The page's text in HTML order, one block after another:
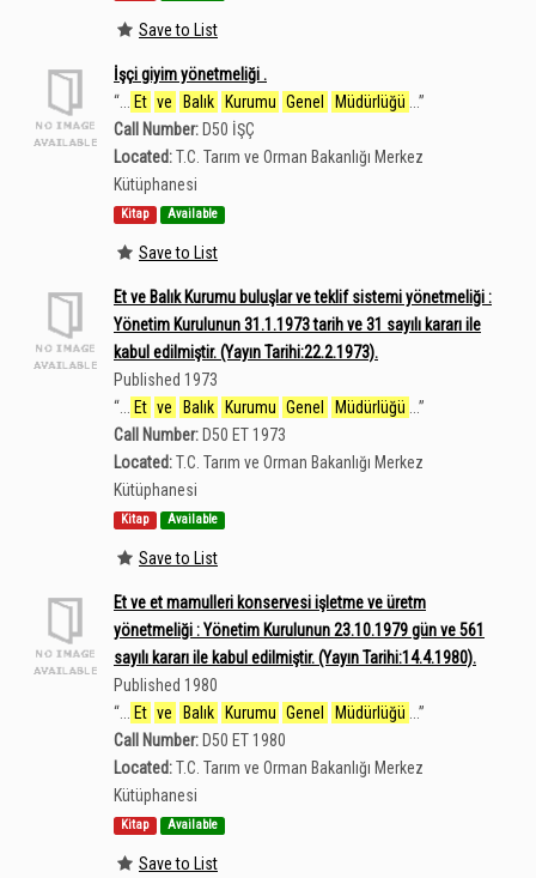
Save to List
İşçi giyim yönetmeliği .
“
Et ve Balık Kurumu Genel Müdürlüğü
”
Call Number: D50 İŞÇ
Located:T.C. Tarım ve Orman Bakanlığı Merkez
Kütüphanesi
Kitap Available
Save to List
Et ve Balık Kurumu buluşlar ve teklif sistemi yönetmeliği :
Yönetim Kurulunun 31.1.1973 tarih ve 31 sayılı kararı ile
kabul edilmiştir. (Yayın Tarihi:22.2.1973).
Published 1973
“
Et ve Balık Kurumu Genel Müdürlüğü
”
Call Number: D50 ET 1973
Located:T.C. Tarım ve Orman Bakanlığı Merkez
Kütüphanesi
Kitap Available
Save to List
Et ve et mamulleri konservesi işletme ve üretm
yönetmeliği : Yönetim Kurulunun 23.10.1979 gün ve 561
sayılı kararı ile kabul edilmiştir. (Yayın Tarihi:14.4.1980).
Published 1980
“
Et ve Balık Kurumu Genel Müdürlüğü
”
Call Number: D50 ET 1980
Located:T.C. Tarım ve Orman Bakanlığı Merkez
Kütüphanesi
Kitap Available
Save to List